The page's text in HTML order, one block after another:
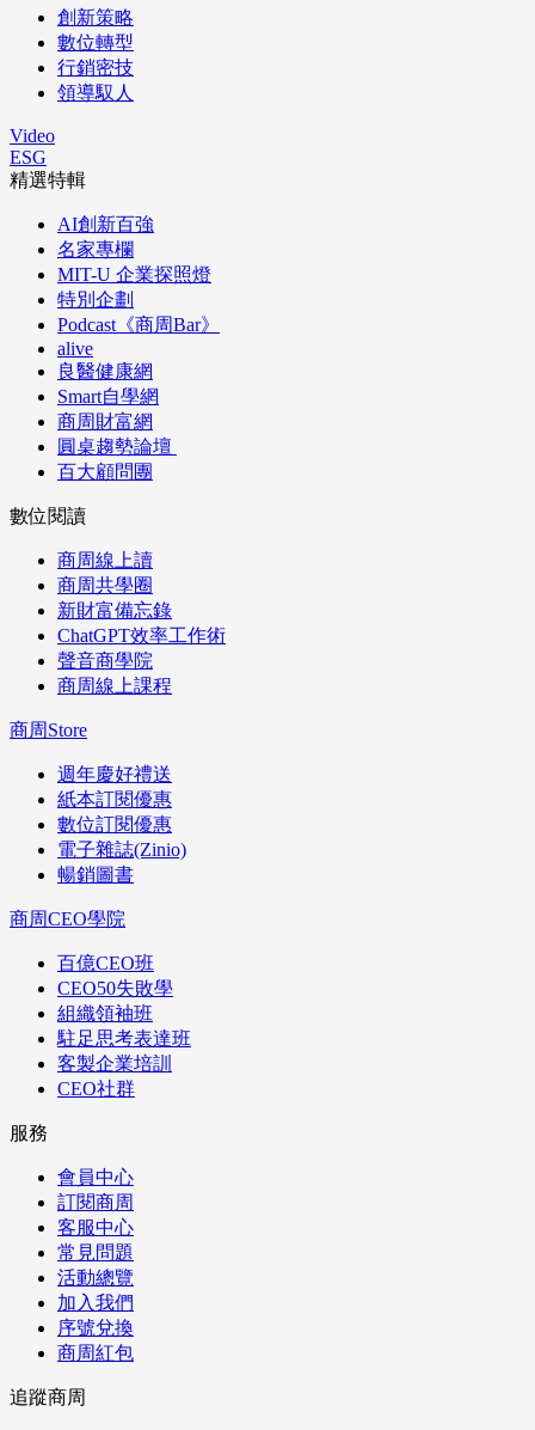
創新策略
數位轉型
行銷密技
領導馭人
Video
ESG
精選特輯
AI創新百強
名家專欄
MIT-U 企業探照燈
特別企劃
Podcast《商周Bar》
alive
良醫健康網
Smart自學網
商周財富網
圓桌趨勢論壇
百大顧問團
數位閱讀
商周線上讀
商周共學圈
新財富備忘錄
ChatGPT效率工作術
聲音商學院
商周線上課程
商周Store
週年慶好禮送
紙本訂閱優惠
數位訂閱優惠
電子雜誌(Zinio)
暢銷圖書
商周CEO學院
百億CEO班
CEO50失敗學
組織領袖班
駐足思考表達班
客製企業培訓
CEO社群
服務
會員中心
訂閱商周
客服中心
常見問題
活動總覽
加入我們
序號兌換
商周紅包
追蹤商周